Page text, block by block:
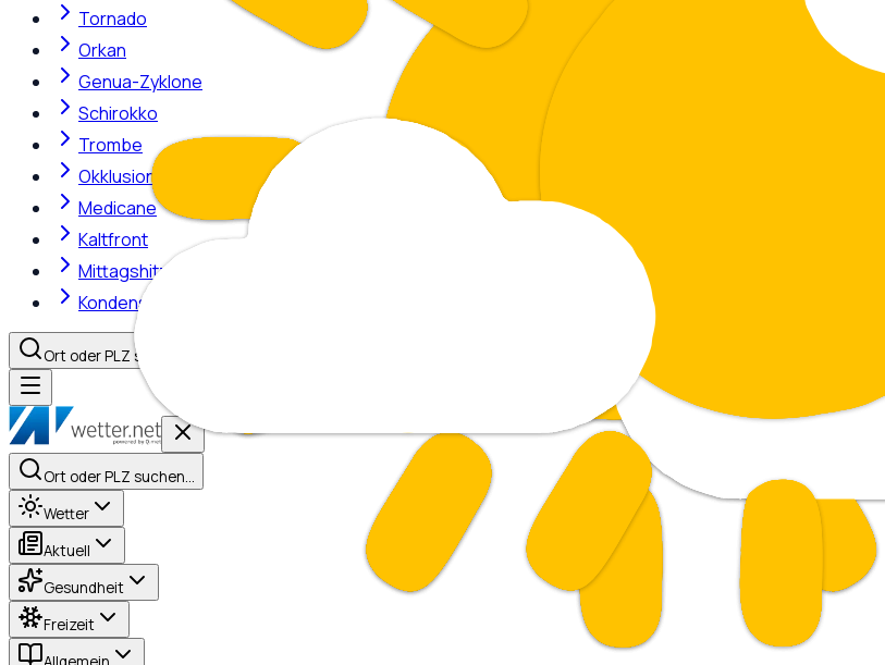
Tornado
Orkan
Genua-Zyklone
Schirokko
Trombe
Okklusion
Medicane
Kaltfront
Mittagshitze
Kondensstreifen
Ort oder PLZ suchen…
Ort oder PLZ suchen…
Wetter
Aktuell
Gesundheit
Freizeit